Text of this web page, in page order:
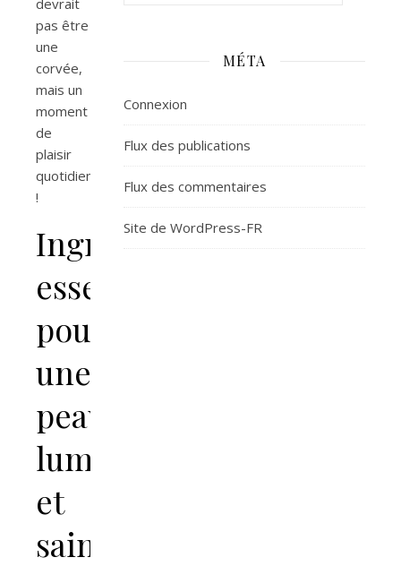
pas être
une
corvée,
mais un
moment
de
plaisir
quotidien
!
Ingrédients
essentiels
pour
une
peau
lumineuse
et
saine
MÉTA
Connexion
Flux des publications
Flux des commentaires
Site de WordPress-FR